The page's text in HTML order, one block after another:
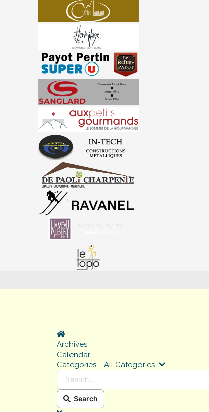
Home
Archives
Calendar
Categories:
All Categories Search...
Search